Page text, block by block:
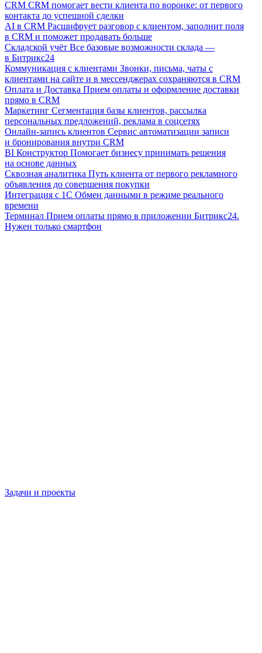
CRM CRM помогает вести клиента по воронке: от первого
контакта до успешной сделки
AI в CRM Расшифрует разговор с клиентом, заполнит поля
в CRM и поможет продавать больше
Складской учёт Все базовые возможности склада —
в Битрикс24
Коммуникация с клиентами Звонки, письма, чаты с
клиентами на сайте и в мессенджерах сохраняются в CRM
Оплата и Доставка Прием оплаты и оформление доставки
прямо в CRM
Маркетинг Сегментация базы клиентов, рассылка
персональных предложений, реклама в соцсетях
Онлайн-запись клиентов Сервис автоматизации записи
и бронирования внутри CRM
BI Конструктор Помогает бизнесу принимать решения
на основе данных
Сквозная аналитика Путь клиента от первого рекламного
объявления до совершения покупки
Интеграция с 1С Обмен данными в режиме реального
времени
Терминал Прием оплаты прямо в приложении Битрикс24.
Нужен только смартфон
Задачи и проекты